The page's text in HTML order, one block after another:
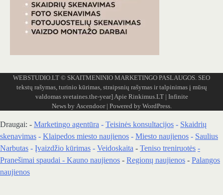
WEBSTUDIO.LT © SKAITMENINIO MARKETINGO PASLAUGOS. SEO
tekstų rašymas, turinio kūrimas, straipsnių rašymas ir talpinimas į mūsų
valdomas svetaines.the-year]Apie Rinkimus.LT| Infinite
News by Ascendoor| Powered by WordPress.
Draugai: - Marketingo agentūra - Teisinės konsultacijos - Skaidrių
skenavimas - Klaipedos miesto naujienos - Miesto naujienos - Saulius
Narbutas - Įvaizdžio kūrimas - Veidoskaita - Teniso treniruotės -
Pranešimai spaudai - Kauno naujienos - Regionų naujienos - Palangos
naujienos